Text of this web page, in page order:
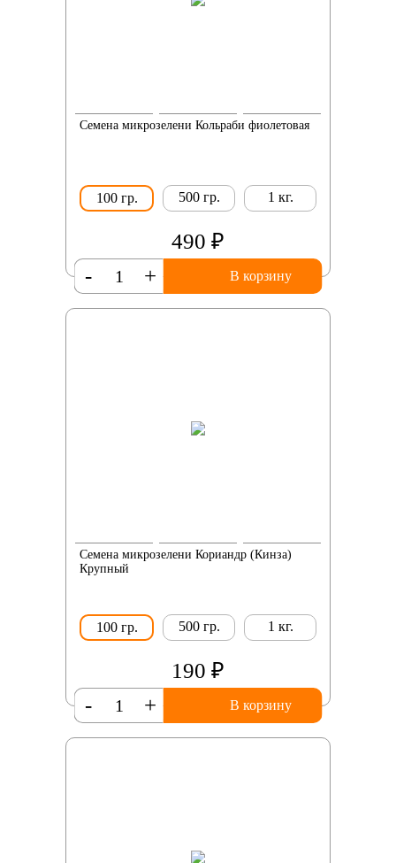
Семена микрозелени Кольраби фиолетовая
100 гр. 500 гр. 1 кг.
490 ₽
+
- В корзину
Семена микрозелени Кориандр (Кинза)
Крупный
100 гр. 500 гр. 1 кг.
190 ₽
+
- В корзину